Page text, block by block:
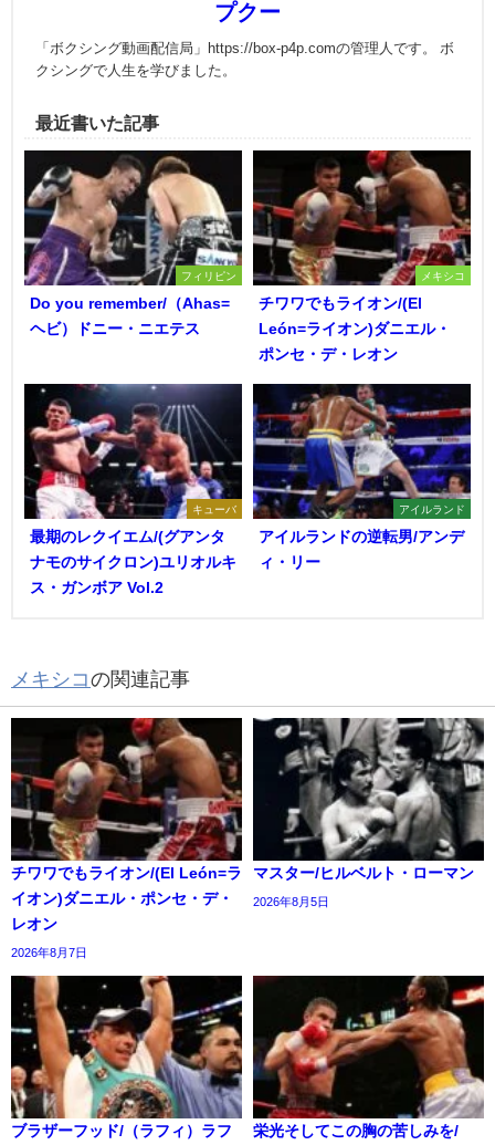
プクー
「ボクシング動画配信局」https://box-p4p.comの管理人です。 ボ
クシングで人生を学びました。
最近書いた記事
フィリピン
Do you remember/（Ahas=
ヘビ）ドニー・ニエテス
メキシコ
チワワでもライオン/(El
León=ライオン)ダニエル・
ポンセ・デ・レオン
キューバ
最期のレクイエム/(グアンタ
ナモのサイクロン)ユリオルキ
ス・ガンボア Vol.2
アイルランド
アイルランドの逆転男/アンデ
ィ・リー
メキシコの関連記事
チワワでもライオン/(El León=ラ
イオン)ダニエル・ポンセ・デ・
レオン
2026年8月7日
マスター/ヒルベルト・ローマン
2026年8月5日
ブラザーフッド/（ラフィ）ラフ 栄光そしてこの胸の苦しみを/